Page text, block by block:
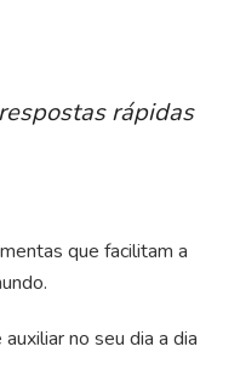
rápidas
que facilitam a
no seu dia a dia